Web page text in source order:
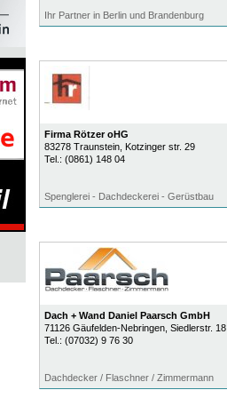
Ihr Partner in Berlin und Brandenburg
Firma Rötzer oHG
83278 Traunstein, Kotzinger str. 29
Tel.: (0861) 148 04
Spenglerei - Dachdeckerei - Gerüstbau
Dach + Wand Daniel Paarsch GmbH
71126 Gäufelden-Nebringen, Siedlerstr. 18
Tel.: (07032) 9 76 30
Dachdecker / Flaschner / Zimmermann